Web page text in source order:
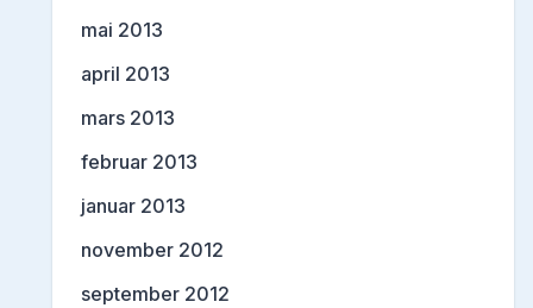
mai 2013
april 2013
mars 2013
februar 2013
januar 2013
november 2012
september 2012